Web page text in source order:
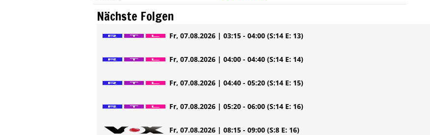
Nächste Folgen
Fr, 07.08.2026 | 03:15 - 04:00 (S:14 E: 13)
Fr, 07.08.2026 | 04:00 - 04:40 (S:14 E: 14)
Fr, 07.08.2026 | 04:40 - 05:20 (S:14 E: 15)
Fr, 07.08.2026 | 05:20 - 06:00 (S:14 E: 16)
Fr, 07.08.2026 | 08:15 - 09:00 (S:8 E: 16)